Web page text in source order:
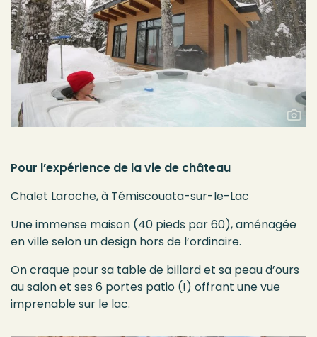
Pour l’expérience de la vie de château
Chalet Laroche, à Témiscouata-sur-le-Lac
Une immense maison (40 pieds par 60), aménagée
en ville selon un design hors de l’ordinaire.
On craque pour sa table de billard et sa peau d’ours
au salon et ses 6 portes patio (!) offrant une vue
imprenable sur le lac.